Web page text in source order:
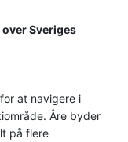
Sveriges
at navigere i
Åre byder
på flere